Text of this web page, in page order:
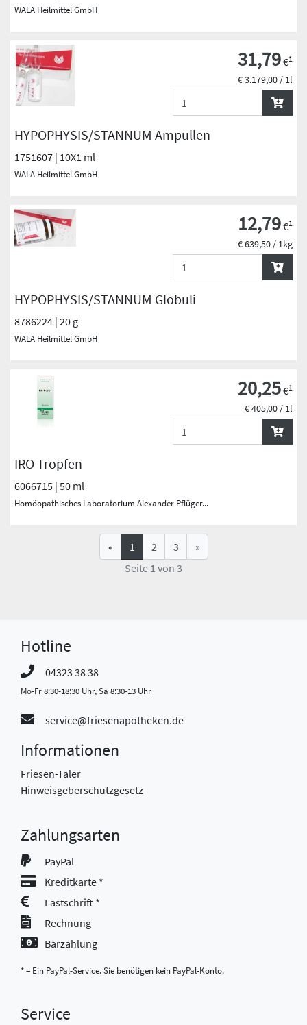
WALA Heilmittel GmbH
HYPOPHYSIS/STANNUM Ampullen
1751607 | 10X1 ml
WALA Heilmittel GmbH
31,79€1
€ 3.179,00 / 1l
HYPOPHYSIS/STANNUM Globuli
8786224 | 20 g
WALA Heilmittel GmbH
12,79€1
€ 639,50 / 1kg
IRO Tropfen
6066715 | 50 ml
Homöopathisches Laboratorium Alexander Pflüger...
20,25€1
€ 405,00 / 1l
« 1 2 3
»
Seite 1 von 3
Hotline
04323 38 38
Mo-Fr 8:30-18:30 Uhr, Sa 8:30-13 Uhr
service@friesenapotheken.de
Informationen
Friesen-Taler
Hinweisgeberschutzgesetz
Zahlungsarten
PayPal
Kreditkarte *
Lastschrift *
Rechnung
Barzahlung
* = Ein PayPal-Service. Sie benötigen kein PayPal-Konto.
Service